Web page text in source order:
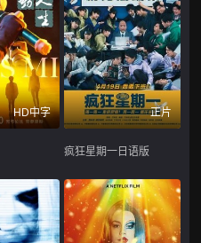
HD中字 正片
疯狂星期一日语版